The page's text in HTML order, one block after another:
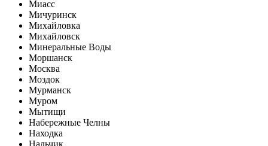
Миасс
Мичуринск
Михайловка
Михайловск
Минеральные Воды
Моршанск
Москва
Моздок
Мурманск
Муром
Мытищи
Набережные Челны
Находка
Нальчик